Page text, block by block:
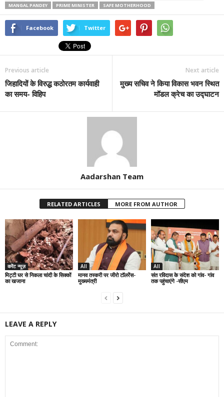
MANGAL PANDEY
PRIME MINISTER SAFE MOTHERHOOD
Facebook Twitter
Previous article
जिहादियों के विरुद्ध कठोरतम कार्यवाही
का समय- विहिप
Next article
मुख्य सचिव ने किया विकास भवन स्थित
मॉडल क्रेच का उद्घाटन
Aadarshan Team
RELATED ARTICLES MORE FROM AUTHOR
करेंट न्यूज़
मिट्टी घर से निकला चांदी के सिक्कों
का खजाना
All
मानव तस्करी पर जीरो टॉलरेंस-
मुख्यमंत्री
All
संत रविदास के संदेश को गांव- गांव
तक पहुंचाएंगे -सीएम
LEAVE A REPLY